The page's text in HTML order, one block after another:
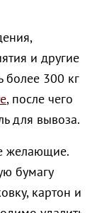
и другие
более 300 кг
, после чего
для вывоза.
желающие.
бумагу
картон и